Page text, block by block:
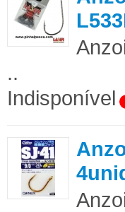
..
Indisponível